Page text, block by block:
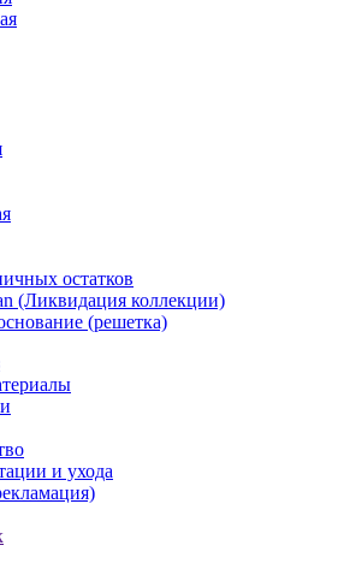
остатков
(Ликвидация коллекции)
(решетка)
и ухода